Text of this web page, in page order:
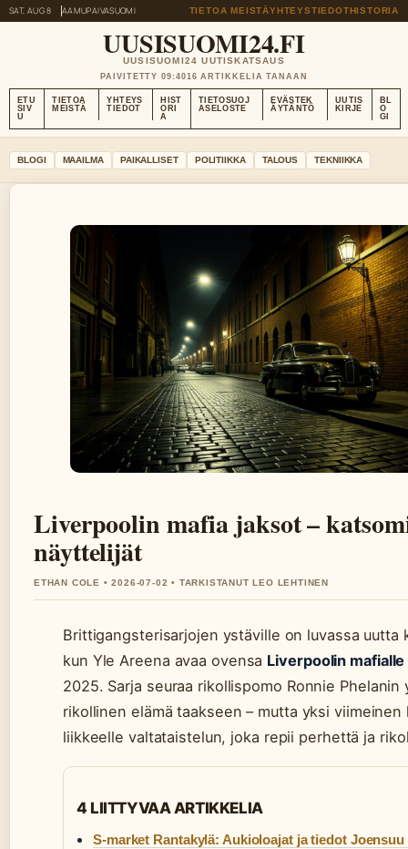
SAT, AUG 8 AAMUPAIVASUOMI TIETOA MEISTÄYHTEYSTIEDOTHISTORIA
UUSISUOMI24.FI
UUSISUOMI24 UUTISKATSAUS
PAIVITETTY 09:4016 ARTIKKELIA TANAAN
ETU
SIV
U
TIETOA
MEISTÄ
YHTEYS
TIEDOT
HIST
ORI
A
TIETOSUOJ
ASELOSTE
EVÄSTEK
ÄYTÄNTÖ
UUTIS
KIRJE
BL
O
GI
BLOGI MAAILMA PAIKALLISET POLITIIKKA TALOUS TEKNIIKKA
Liverpoolin mafia jaksot –
näyttelijät
ETHAN COLE • 2026-07-02 • TARKISTANUT LEO LEHTINEN
Brittigangsterisarjojen ystäville on luvassa uutta
kun Yle Areena avaa ovensa Liverpoolin mafialle
2025. Sarja seuraa rikollispomo Ronnie
rikollinen elämä taakseen – mutta yksi viimeinen
liikkeelle valtataistelun, joka repii perhettä ja
4 LIITTYVAA ARTIKKELIA
S-market Rantakylä: Aukioloajat ja tiedot